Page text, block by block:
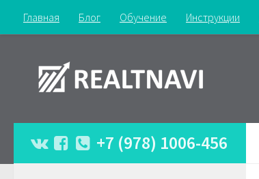
Главная Блог Обучение Инструкции
+7 (978) 1006-456